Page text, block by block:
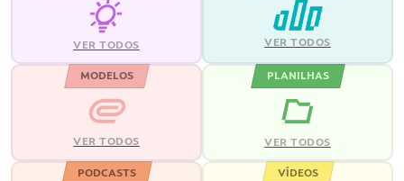
VER TODOS VER TODOS
MODELOS
VER TODOS
PLANILHAS
VER TODOS
PODCASTS VÍDEOS